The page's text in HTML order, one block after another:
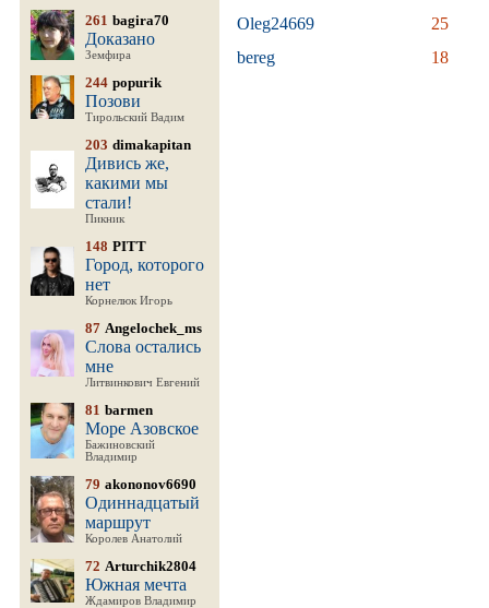
261 bagira70
Доказано
Земфира
244 popurik
Позови
Тирольский Вадим
203 dimakapitan
Дивись же,
какими мы
стали!
Пикник
148 PITT
Город, которого
нет
Корнелюк Игорь
87 Angelochek_ms
Слова остались
мне
Литвинкович Евгений
81 barmen
Море Азовское
Бажиновский
Владимир
79 akononov6690
Одиннадцатый
маршрут
Королев Анатолий
72 Arturchik2804
Южная мечта
Ждамиров Владимир
Oleg24669
25
bereg
18